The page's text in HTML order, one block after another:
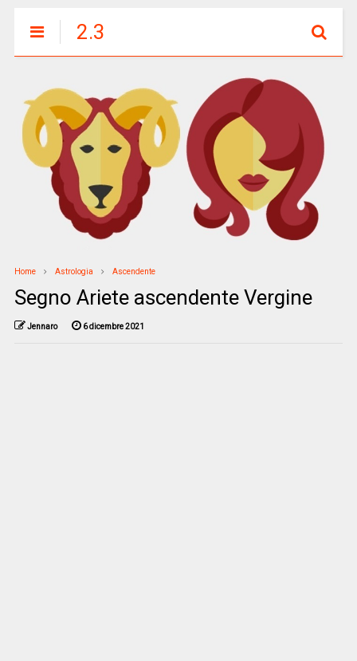
2.3
Home Astrologia Ascendente
Segno Ariete ascendente Vergine
Jennaro 6 dicembre 2021